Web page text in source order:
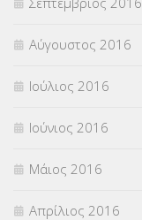
Αύγουστος 2016
Ιούλιος 2016
Ιούνιος 2016
Μάιος 2016
Απρίλιος 2016